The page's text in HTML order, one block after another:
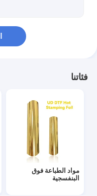
فئاتنا
مواد الطباعة فوق
البنفسجية